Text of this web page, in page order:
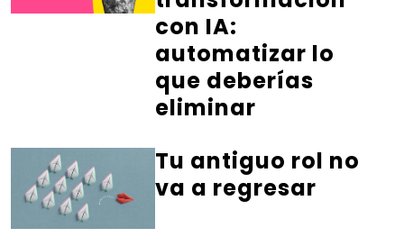
con IA:
automatizar lo
que deberías
eliminar
Tu antiguo rol no
va a regresar